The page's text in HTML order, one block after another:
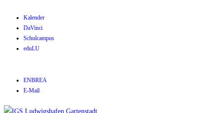
Kalender
DaVinci
Schulcampus
eduLU
ENBREA
E-Mail